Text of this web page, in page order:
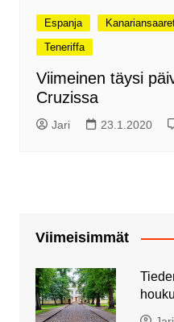
Espanja
Teneriffa
Viimeinen täysi
Cruzissa
Jari 23.1.2020
Viimeisimmät